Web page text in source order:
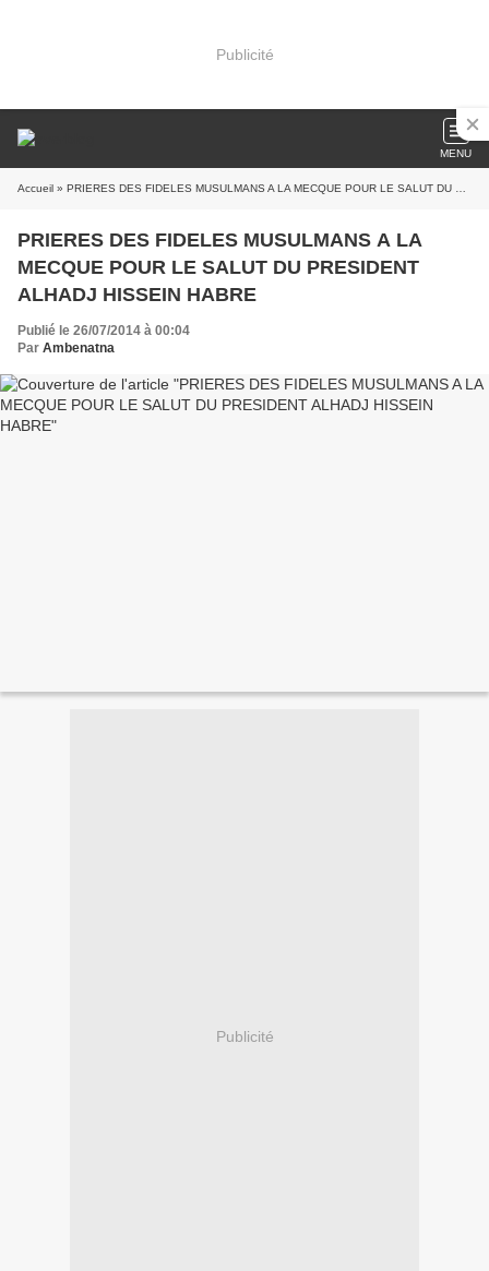
Publicité
MENU
Accueil » PRIERES DES FIDELES MUSULMANS A LA MECQUE POUR LE SALUT DU PRESIDENT ALHADJ HISSEIN HABRE
PRIERES DES FIDELES MUSULMANS A LA
MECQUE POUR LE SALUT DU PRESIDENT
ALHADJ HISSEIN HABRE
Publié le 26/07/2014 à 00:04
Par Ambenatna
Publicité